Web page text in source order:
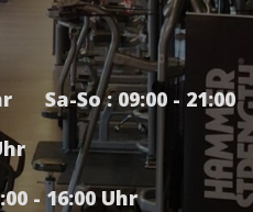
Sa-So : 09:00 - 21:00
- 16:00 Uhr